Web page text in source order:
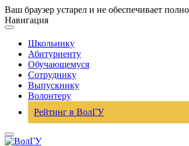
Ваш браузер устарел и не обеспечивает
Навигация
Школьнику
Абитуриенту
Обучающемуся
Сотруднику
Выпускнику
Волонтеру
Рейтинг в ВолГУ